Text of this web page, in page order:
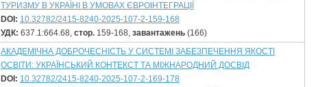
ТУРИЗМУ В УКРАЇНІ В УМОВАХ ЄВРОІНТЕГРАЦІЇ
DOI: 10.32782/2415-8240-2025-107-2-159-168
УДК: 637.1:664.68, стор.159-168, завантажень(166)
АКАДЕМІЧНА ДОБРОЧЕСНІСТЬ У СИСТЕМІ ЗАБЕЗПЕЧЕННЯ ЯКОСТІ
ОСВІТИ: УКРАЇНСЬКИЙ КОНТЕКСТ ТА МІЖНАРОДНИЙ ДОСВІД
DOI: 10.32782/2415-8240-2025-107-2-169-178